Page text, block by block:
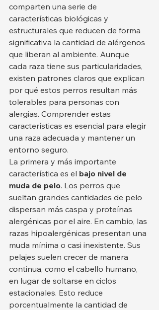
comparten una serie de
características biológicas y
estructurales que reducen de forma
significativa la cantidad de alérgenos
que liberan al ambiente. Aunque
cada raza tiene sus particularidades,
existen patrones claros que explican
por qué estos perros resultan más
tolerables para personas con
alergias. Comprender estas
características es esencial para elegir
una raza adecuada y mantener un
entorno seguro.
La primera y más importante
característica es el bajo nivel de
muda de pelo. Los perros que
sueltan grandes cantidades de pelo
dispersan más caspa y proteínas
alergénicas por el aire. En cambio, las
razas hipoalergénicas presentan una
muda mínima o casi inexistente. Sus
pelajes suelen crecer de manera
continua, como el cabello humano,
en lugar de soltarse en ciclos
estacionales. Esto reduce
porcentualmente la cantidad de